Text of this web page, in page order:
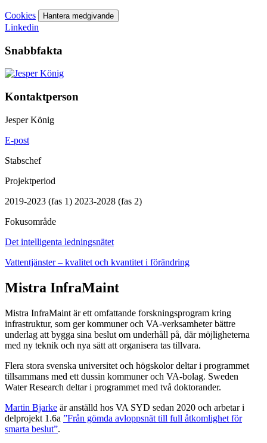
Cookies Hantera medgivande
Linkedin
Snabbfakta
Kontaktperson
Jesper König
E-post
Stabschef
Projektperiod
2019-2023 (fas 1) 2023-2028 (fas 2)
Fokusområde
Det intelligenta ledningsnätet
Vattentjänster – kvalitet och kvantitet i förändring
Mistra InfraMaint
Mistra InfraMaint är ett omfattande forskningsprogram kring
infrastruktur, som ger kommuner och VA-verksamheter bättre
underlag att bygga sina beslut om underhåll på, där möjligheterna
med ny teknik och nya sätt att organisera tas tillvara.
Flera stora svenska universitet och högskolor deltar i programmet
tillsammans med ett dussin kommuner och VA-bolag. Sweden
Water Research deltar i programmet med två doktorander.
Martin Bjarke är anställd hos VA SYD sedan 2020 och arbetar i
delprojekt 1.6a ”Från gömda avloppsnät till full åtkomlighet för
smarta beslut”.